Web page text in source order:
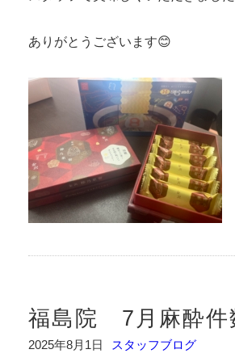
ありがとうございます😊
福島院 7月麻酔件
2025年8月1日 スタッフブログ